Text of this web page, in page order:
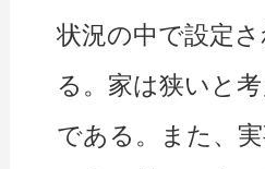
状況の中で設定
る。家は狭いと
である。また、